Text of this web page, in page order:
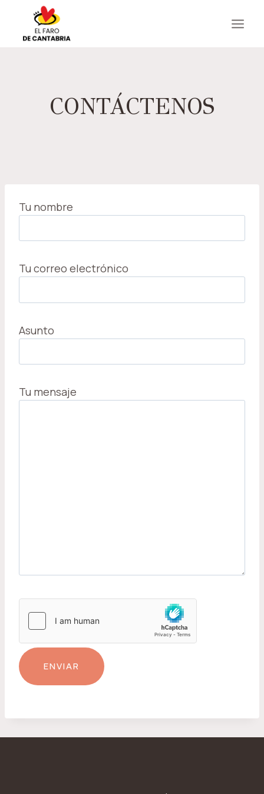
contenido
CONTÁCTENOS
Tu nombre
Tu correo electrónico
Asunto
Tu mensaje